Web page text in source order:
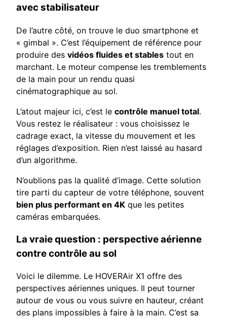
avec stabilisateur
De l’autre côté, on trouve le duo smartphone et
« gimbal ». C’est l’équipement de référence pour
produire des vidéos fluides et stables tout en
marchant. Le moteur compense les tremblements
de la main pour un rendu quasi
cinématographique au sol.
L’atout majeur ici, c’est le contrôle manuel total.
Vous restez le réalisateur : vous choisissez le
cadrage exact, la vitesse du mouvement et les
réglages d’exposition. Rien n’est laissé au hasard
d’un algorithme.
N’oublions pas la qualité d’image. Cette solution
tire parti du capteur de votre téléphone, souvent
bien plus performant en 4K que les petites
caméras embarquées.
La vraie question : perspective aérienne
contre contrôle au sol
Voici le dilemme. Le HOVERAir X1 offre des
perspectives aériennes uniques. Il peut tourner
autour de vous ou vous suivre en hauteur, créant
des plans impossibles à faire à la main. C’est sa